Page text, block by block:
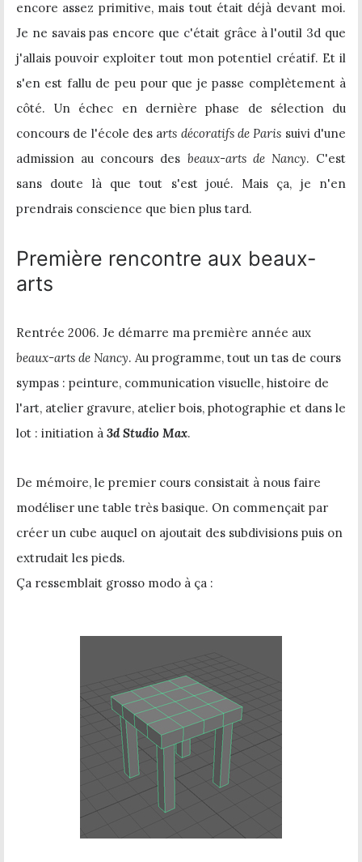
encore assez primitive, mais tout était déjà devant moi.
Je ne savais pas encore que c'était grâce à l'outil 3d que
j'allais pouvoir exploiter tout mon potentiel créatif. Et il
s'en est fallu de peu pour que je passe complètement à
côté. Un échec en dernière phase de sélection du
concours de l'école des arts décoratifs de Paris suivi d'une
admission au concours des beaux-arts de Nancy. C'est
sans doute là que tout s'est joué. Mais ça, je n'en
prendrais conscience que bien plus tard.
Première rencontre aux beaux-
arts
Rentrée 2006. Je démarre ma première année aux
beaux-arts de Nancy. Au programme, tout un tas de cours
sympas : peinture, communication visuelle, histoire de
l'art, atelier gravure, atelier bois, photographie et dans le
lot : initiation à 3d Studio Max.
De mémoire, le premier cours consistait à nous faire
modéliser une table très basique. On commençait par
créer un cube auquel on ajoutait des subdivisions puis on
extrudait les pieds.
Ça ressemblait grosso modo à ça :